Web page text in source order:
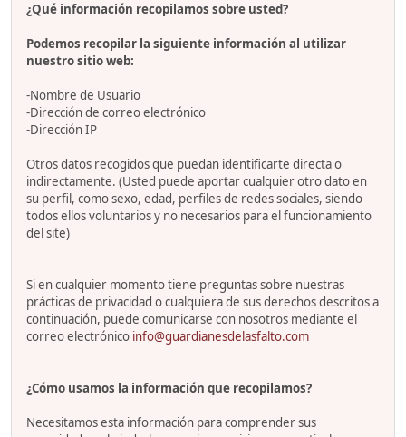
¿Qué información recopilamos sobre usted?
Podemos recopilar la siguiente información al utilizar
nuestro sitio web:
-Nombre de Usuario
-Dirección de correo electrónico
-Dirección IP
Otros datos recogidos que puedan identificarte directa o
indirectamente. (Usted puede aportar cualquier otro dato en
su perfil, como sexo, edad, perfiles de redes sociales, siendo
todos ellos voluntarios y no necesarios para el funcionamiento
del site)
Si en cualquier momento tiene preguntas sobre nuestras
prácticas de privacidad o cualquiera de sus derechos descritos a
continuación, puede comunicarse con nosotros mediante el
correo electrónico info@guardianesdelasfalto.com
¿Cómo usamos la información que recopilamos?
Necesitamos esta información para comprender sus